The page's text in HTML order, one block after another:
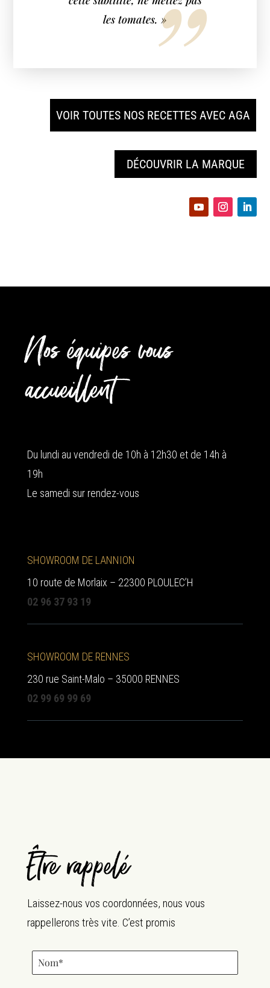
les tomates. »
VOIR TOUTES NOS RECETTES AVEC AGA
DÉCOUVRIR LA MARQUE
Nos équipes vous
accueillent
Du lundi au vendredi de 10h à 12h30 et de 14h à
19h
Le samedi sur rendez-vous
SHOWROOM DE LANNION
10 route de Morlaix – 22300 PLOULEC’H
02 96 37 93 19
SHOWROOM DE RENNES
230 rue Saint-Malo – 35000 RENNES
02 99 69 99 69
Être rappelé
Laissez-nous vos coordonnées, nous vous
rappellerons très vite. C’est promis